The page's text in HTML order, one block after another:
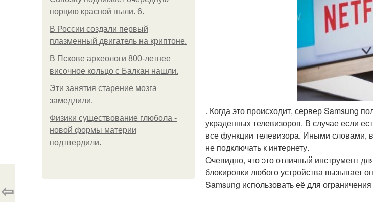
порцию красной пыли. 6.
В России создали первый
плазменный двигатель на криптоне.
В Пскове археологи 800-летнее
височное кольцо с Балкан нашли.
Эти занятия старение мозга
замедлили.
Физики существование глюбола -
новой формы материи
подтвердили.
. Когда это происходит, сервер Samsung
украденных телевизоров. В случае если
все функции телевизора. Иными словами,
не подключать к интернету.
Очевидно, что это отличный инструмент
блокировки любого устройства вызывает
Samsung использовать её для
⇦